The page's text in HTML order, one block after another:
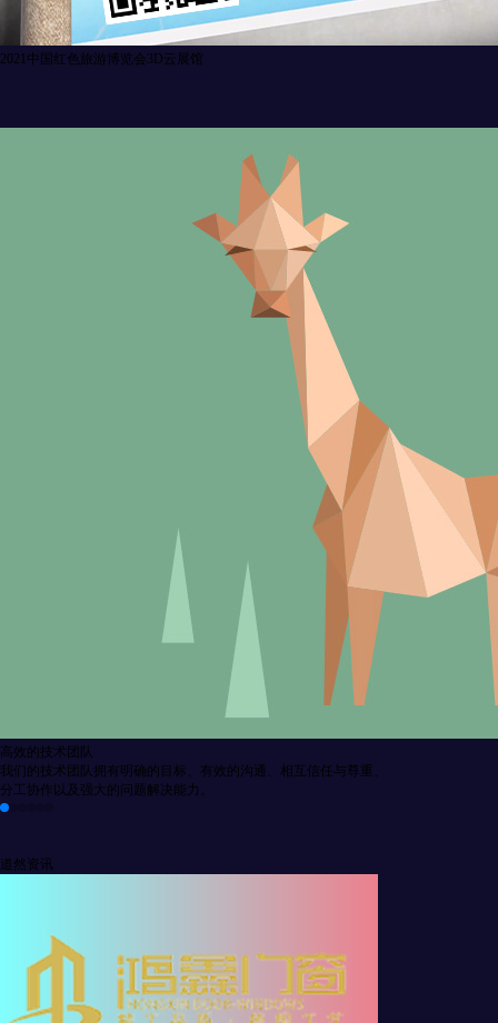
2021中国红色旅游博览会3D云展馆
高效的技术团队
我们的技术团队拥有明确的目标、有效的沟通、相互信任与尊重、
分工协作以及强大的问题解决能力。
道然资讯